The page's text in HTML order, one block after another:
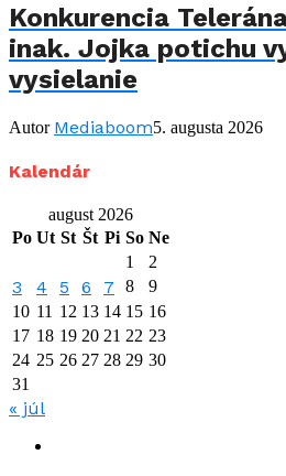
Konkurencia
inak. Jojka potichu
vysielanie
Autor Mediaboom5. augusta 2026
Kalendár
august 2026
Po Ut St Št Pi So Ne
1
2
3 4 5 6 7 8
9
10 11 12 13 14 15 16
17 18 19 20 21 22 23
24 25 26 27 28 29 30
31
« júl